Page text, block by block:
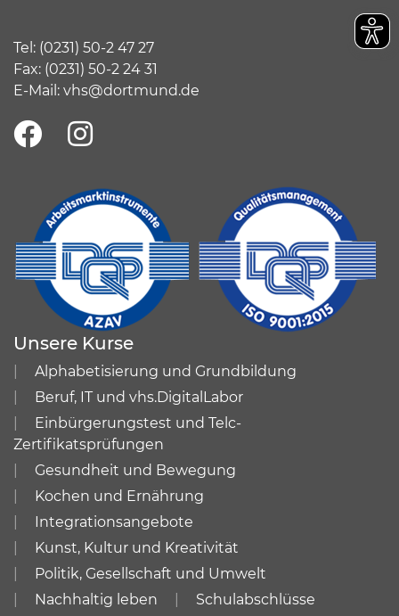
Tel: (0231) 50-2 47 27
Fax: (0231) 50-2 24 31
E-Mail: vhs@dortmund.de
Unsere Kurse
Alphabetisierung und Grundbildung
Beruf, IT und vhs.DigitalLabor
Einbürgerungstest und Telc-
Zertifikatsprüfungen
Gesundheit und Bewegung
Kochen und Ernährung
Integrationsangebote
Kunst, Kultur und Kreativität
Politik, Gesellschaft und Umwelt
Nachhaltig leben
Schulabschlüsse